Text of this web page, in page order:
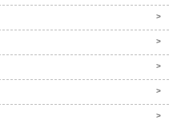
>
>
>
>
>